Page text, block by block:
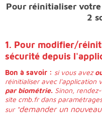
Pour réinitialiser
2
1. Pour modifier/
sécurité depuis
Bon à savoir : si vous avez
réinitialiser avec l'application
par biométrie. Sinon,
site cmb.fr dans
sur "demander un